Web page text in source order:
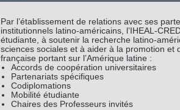
Par l’établissement de relations avec ses
institutionnels latino-américains, l’IHEAL-
étudiante, à soutenir la recherche latino-
sciences sociales et à aider à la promotion et
française portant sur l’Amérique latine :
Accords de coopération universitaires
Partenariats spécifiques
Codiplomations
Mobilité étudiante
Chaires des Professeurs invités